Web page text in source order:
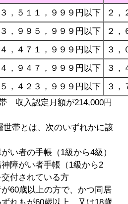
３，５１１，９９９円以下
２，
３，９９５，９９９円以下
２，
４，４７１，９９９円以下
３，
４，９４７，９９９円以下
３，
５，４２３，９９９円以下
３，
収入認定月額が214,000円
帯とは、次のいずれかに該
い者の手帳（1級から4級）
障がい者手帳（1級から2
付されている方
が60歳以上の方で、かつ同居